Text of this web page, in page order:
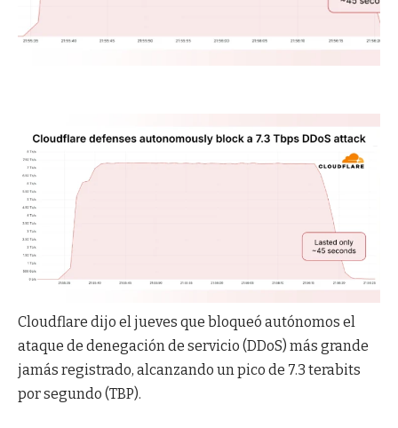
Cloudflare dijo el jueves que bloqueó autónomos el
ataque de denegación de servicio (DDoS) más grande
jamás registrado, alcanzando un pico de 7.3 terabits
por segundo (TBP).